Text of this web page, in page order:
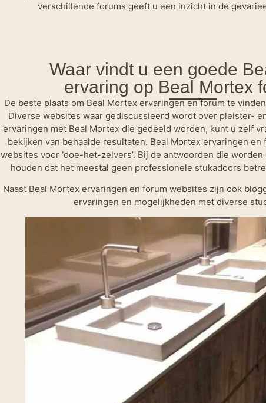
verschillende forums geeft u een inzicht in de
Waar vindt u een goede
ervaring op Beal Mortex
De beste plaats om Beal Mortex ervaringen en forum te
Diverse websites waar gediscussieerd wordt over pleister-
ervaringen met Beal Mortex die gedeeld worden, kunt u zelf
bekijken van behaalde resultaten. Beal Mortex ervaringen en
websites voor ‘doe-het-zelvers’. Bij de antwoorden die
houden dat het meestal geen professionele stukadoors
Naast Beal Mortex ervaringen en forum websites zijn ook
ervaringen en mogelijkheden met diverse